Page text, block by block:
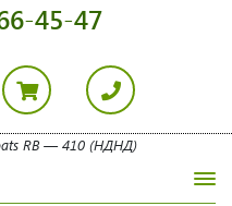
45-47
RB — 410 (НДНД)